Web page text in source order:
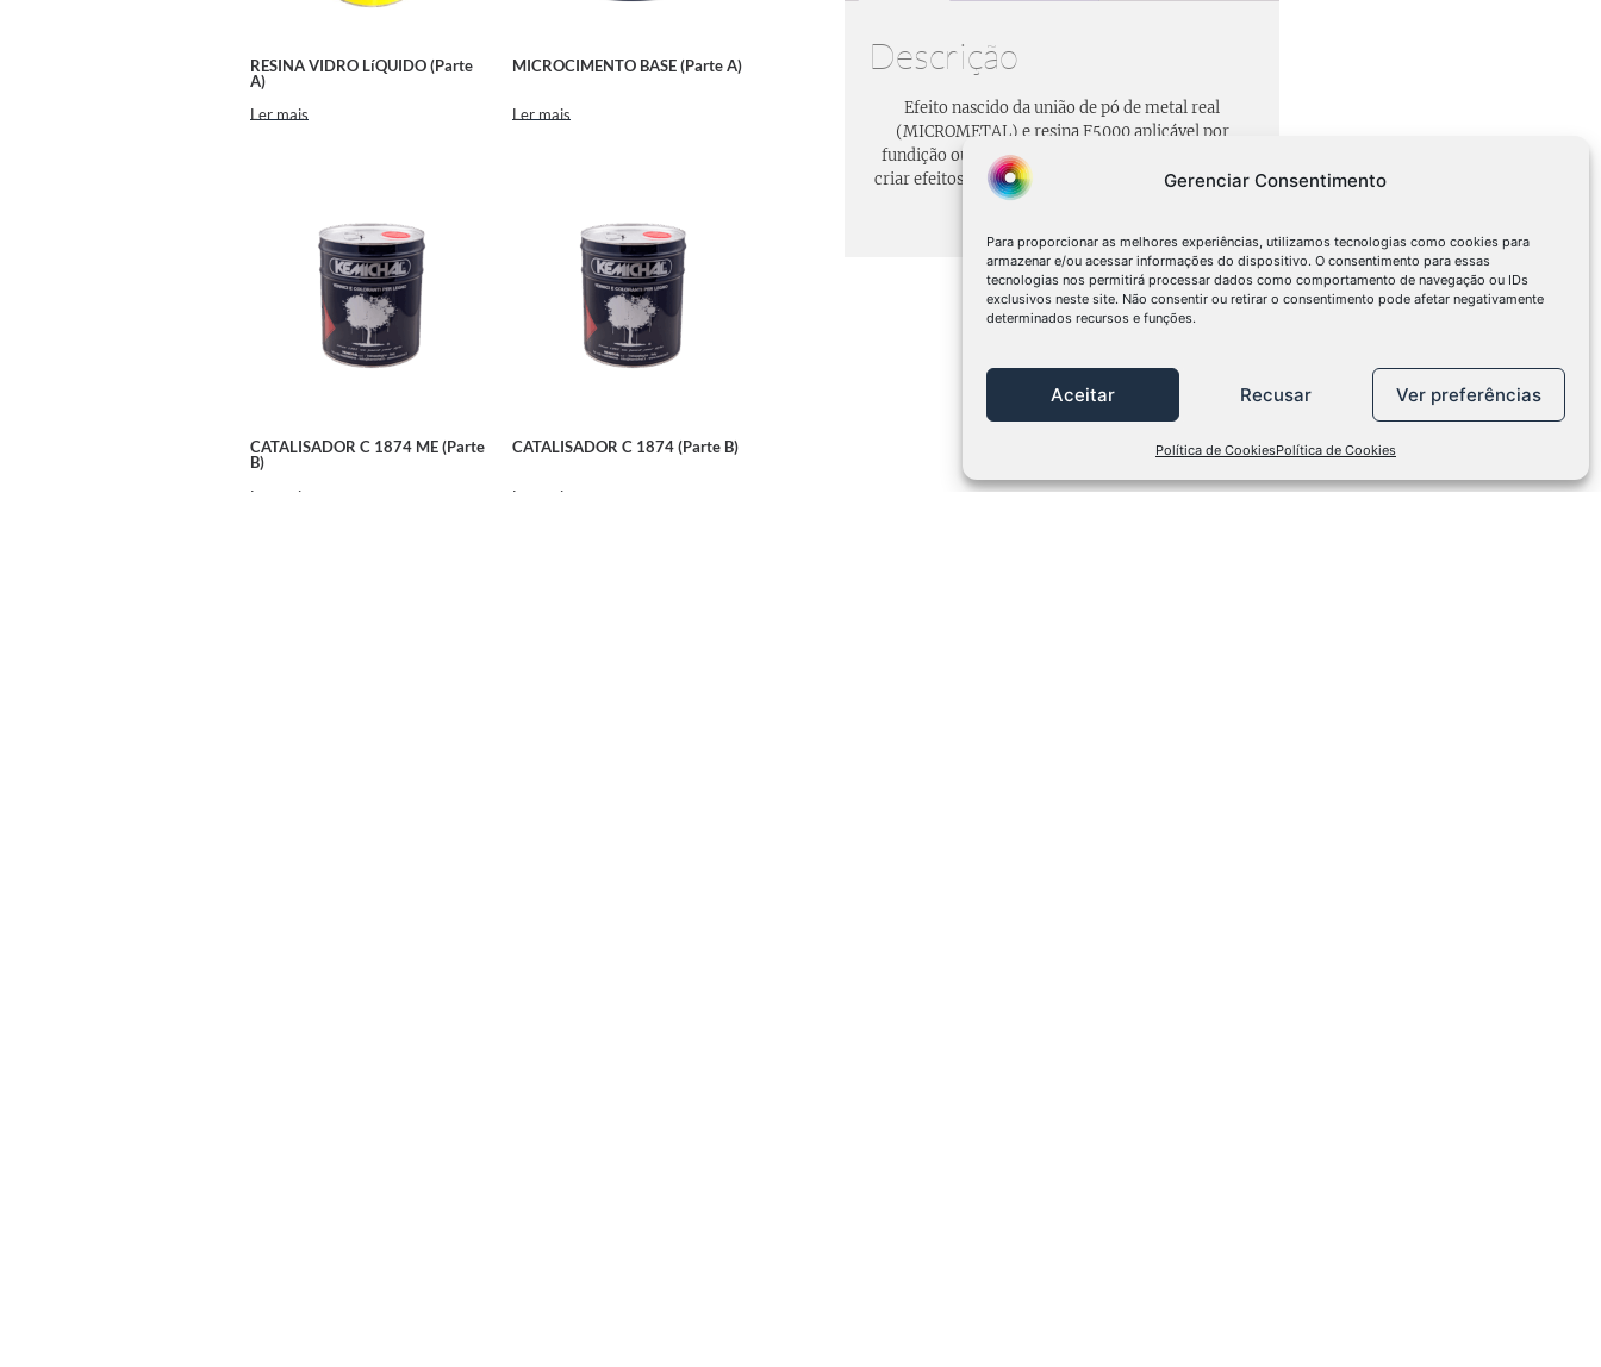
Gerenciar Consentimento
Para proporcionar as melhores experiências, utilizamos tecnologias como cookies para
armazenar e/ou acessar informações do dispositivo. O consentimento para essas
tecnologias nos permitirá processar dados como comportamento de navegação ou IDs
exclusivos neste site. Não consentir ou retirar o consentimento pode afetar negativamente
determinados recursos e funções.
Aceitar Recusar Ver preferências
Política de CookiesPolítica de Cookies
RESINA VIDRO LíQUIDO (Parte
A)
Ler mais
MICROCIMENTO BASE (Parte A)
Ler mais
CATALISADOR C 1874 ME (Parte
B)
Ler mais
CATALISADOR C 1874 (Parte B)
Ler mais
Descrição
Efeito nascido da união de pó de metal real
(MICROMETAL) e resina F5000 aplicável por
fundição ou por diferentes espátulas, permitindo
criar efeitos infinitos, disponíveis em vários efeitos